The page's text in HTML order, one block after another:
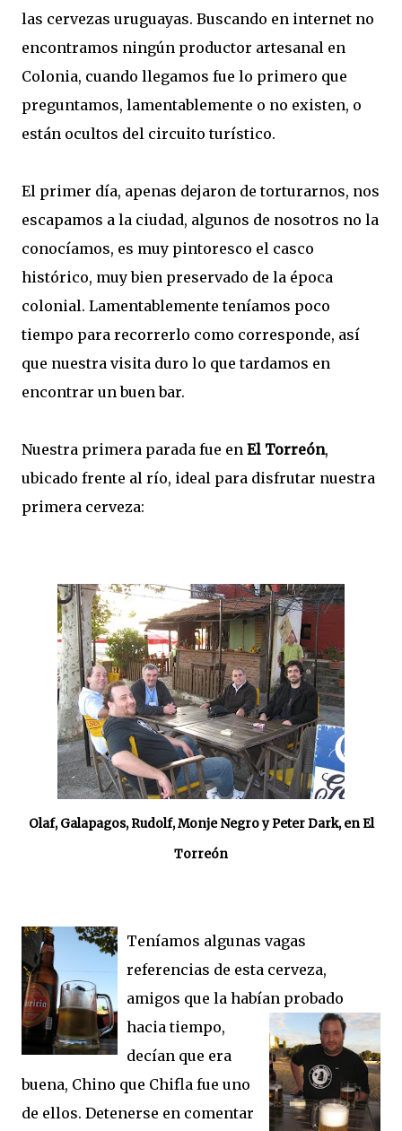
las cervezas uruguayas. Buscando en internet no
encontramos ningún productor artesanal en
Colonia, cuando llegamos fue lo primero que
preguntamos, lamentablemente o no existen, o
están ocultos del circuito turístico.
El primer día, apenas dejaron de torturarnos, nos
escapamos a la ciudad, algunos de nosotros no la
conocíamos, es muy pintoresco el casco
histórico, muy bien preservado de la época
colonial. Lamentablemente teníamos poco
tiempo para recorrerlo como corresponde, así
que nuestra visita duro lo que tardamos en
encontrar un buen bar.
Nuestra primera parada fue en El Torreón,
ubicado frente al río, ideal para disfrutar nuestra
primera cerveza:
Olaf, Galapagos, Rudolf, Monje Negro y Peter Dark, en El
Torreón
Teníamos algunas vagas
referencias de esta cerveza,
amigos que la habían probado
hacia tiempo,
decían que era
buena, Chino que Chifla fue uno
de ellos. Detenerse en comentar